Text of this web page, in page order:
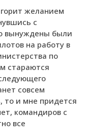
желанием
с
вынуждены были
на работу в
по
стараются
совсем
то и мне придется
командиров с
все